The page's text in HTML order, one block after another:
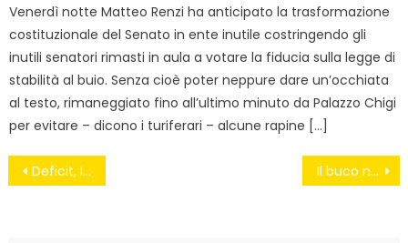
Venerdì notte Matteo Renzi ha anticipato la trasformazione
costituzionale del Senato in ente inutile costringendo gli
inutili senatori rimasti in aula a votare la fiducia sulla legge di
stabilità al buio. Senza cioè poter neppure dare un’occhiata
al testo, rimaneggiato fino all’ultimo minuto da Palazzo Chigi
per evitare – dicono i turiferari – alcune rapine […]
Navigazione
Deficit, l’Italia bara sui conti Il buco nell’acqua di Renzie la talpa #NoTav